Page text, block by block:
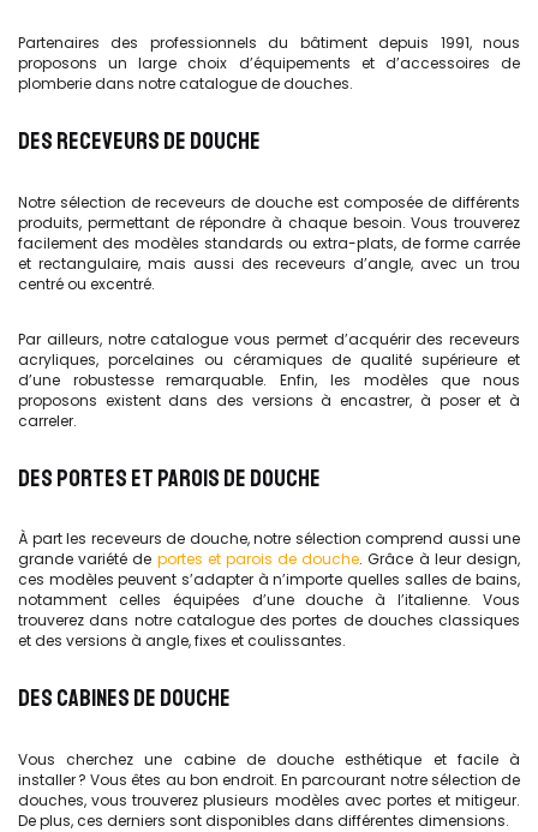
Partenaires des professionnels du bâtiment depuis 1991, nous
proposons un large choix d’équipements et d’accessoires de
plomberie dans notre catalogue de douches.
DES RECEVEURS DE DOUCHE
Notre sélection de receveurs de douche est composée de différents
produits, permettant de répondre à chaque besoin. Vous trouverez
facilement des modèles standards ou extra-plats, de forme carrée
et rectangulaire, mais aussi des receveurs d’angle, avec un trou
centré ou excentré.
Par ailleurs, notre catalogue vous permet d’acquérir des receveurs
acryliques, porcelaines ou céramiques de qualité supérieure et
d’une robustesse remarquable. Enfin, les modèles que nous
proposons existent dans des versions à encastrer, à poser et à
carreler.
DES PORTES ET PAROIS DE DOUCHE
À part les receveurs de douche, notre sélection comprend aussi une
grande variété de portes et parois de douche. Grâce à leur design,
ces modèles peuvent s’adapter à n’importe quelles salles de bains,
notamment celles équipées d’une douche à l’italienne. Vous
trouverez dans notre catalogue des portes de douches classiques
et des versions à angle, fixes et coulissantes.
DES CABINES DE DOUCHE
Vous cherchez une cabine de douche esthétique et facile à
installer ? Vous êtes au bon endroit. En parcourant notre sélection de
douches, vous trouverez plusieurs modèles avec portes et mitigeur.
De plus, ces derniers sont disponibles dans différentes dimensions.